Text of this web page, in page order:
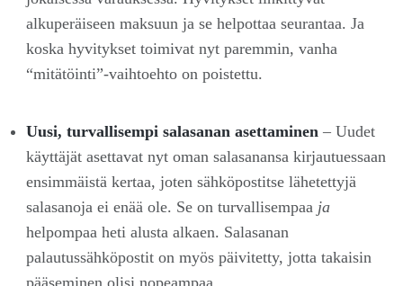
alkuperäiseen maksuun ja se helpottaa seurantaa. Ja
koska hyvitykset toimivat nyt paremmin, vanha
“mitätöinti”-vaihtoehto on poistettu.
Uusi, turvallisempi salasanan asettaminen– Uudet
käyttäjät asettavat nyt oman salasanansa kirjautuessaan
ensimmäistä kertaa, joten sähköpostitse lähetettyjä
salasanoja ei enää ole. Se on turvallisempaa ja
helpompaa heti alusta alkaen. Salasanan
palautussähköpostit on myös päivitetty, jotta takaisin